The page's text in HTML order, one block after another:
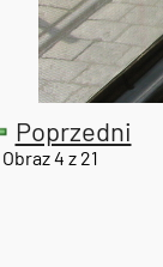
Poprzedni
Obraz 4 z 21